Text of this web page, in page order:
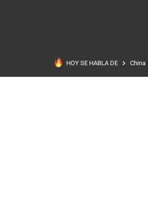
HOY SE HABLA DE China